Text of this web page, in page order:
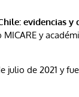
evidencias y
y
julio de 2021 y